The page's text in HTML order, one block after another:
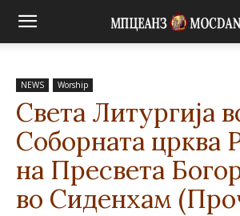
NEWS Worship
Света Литургија
Соборната црква
на Пресвета
во Сиденхам